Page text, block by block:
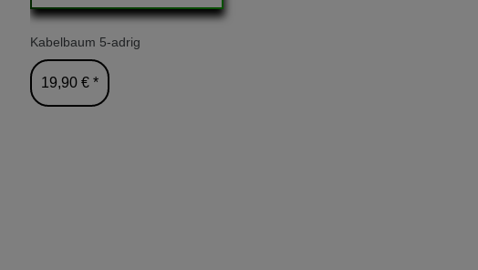
Kabelbaum 5-adrig
19,90 € *